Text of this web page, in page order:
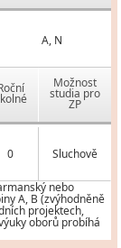
A, N
Možnost
studia pro
ZP
0 Sluchově
nebo
A, B (zvýhodněně
projektech,
oborů probíhá